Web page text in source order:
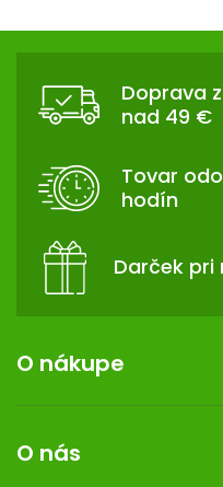
Doprava
nad 49 €
Tovar
hodín
Darček pri
O nákupe
Reklamácia a vrátenie
O nás